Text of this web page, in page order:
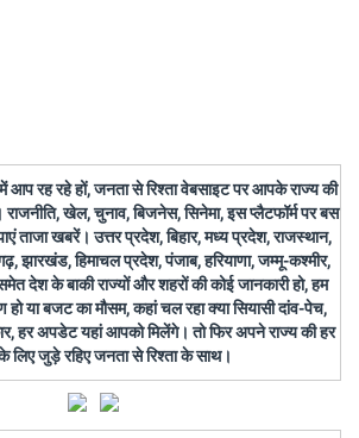
आप रह रहे हों, जनता से रिश्ता वेबसाइट पर आपके राज्य की
राजनीति, खेल, चुनाव, बिजनेस, सिनेमा, इस प्लैटफॉर्म पर बस
ताजा खबरें। उत्तर प्रदेश, बिहार, मध्य प्रदेश, राजस्थान,
झारखंड, हिमाचल प्रदेश, पंजाब, हरियाणा, जम्मू-कश्मीर,
देश के बाकी राज्यों और शहरों की कोई जानकारी हो, हम
या बजट का मौसम, कहां चल रहा क्या सियासी दांव-पेच,
हर अपडेट यहां आपको मिलेंगे। तो फिर अपने राज्य की हर
जुड़े रहिए जनता से रिश्ता के साथ।